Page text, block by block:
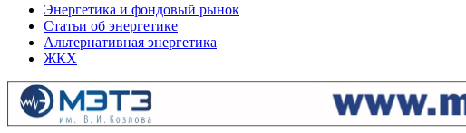
Энергетика и фондовый рынок
Статьи об энергетике
Альтернативная энергетика
ЖКХ